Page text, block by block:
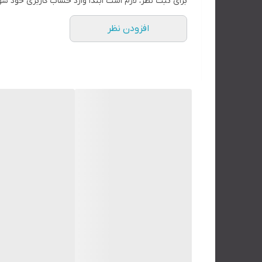
افزودن نظر